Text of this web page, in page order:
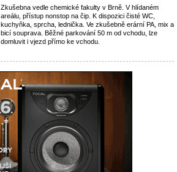
Zkušebna vedle chemické fakulty v Brně. V hlídaném
areálu, přístup nonstop na čip. K dispozici čisté WC,
kuchyňka, sprcha, lednička. Ve zkušebně erární PA, mix a
bicí souprava. Běžné parkování 50 m od vchodu, lze
domluvit i vjezd přímo ke vchodu.